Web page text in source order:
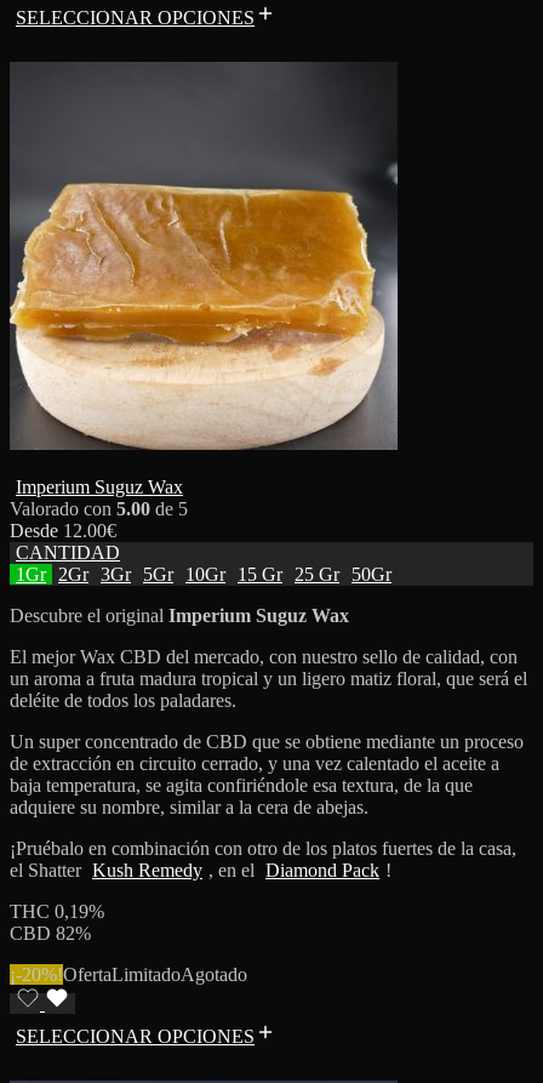
SELECCIONAR OPCIONES
Imperium Suguz Wax
Valorado con 5.00 de 5
Desde 12.00€
CANTIDAD
1Gr
2Gr 3Gr 5Gr 10Gr 15 Gr 25 Gr
50Gr
Descubre el original Imperium Suguz Wax
El mejor Wax CBD del mercado, con nuestro sello de calidad, con
un aroma a fruta madura tropical y un ligero matiz floral, que será el
deléite de todos los paladares.
Un super concentrado de CBD que se obtiene mediante un proceso
de extracción en circuito cerrado, y una vez calentado el aceite a
baja temperatura, se agita confiriéndole esa textura, de la que
adquiere su nombre, similar a la cera de abejas.
¡Pruébalo en combinación con otro de los platos fuertes de la casa,
el Shatter Kush Remedy , en el Diamond Pack !
THC 0,19%
CBD 82%
¡-20%!OfertaLimitadoAgotado
SELECCIONAR OPCIONES